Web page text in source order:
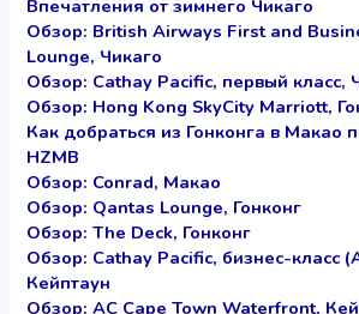
Впечатления от зимнего Чикаго
Обзор: British Airways First and
Lounge, Чикаго
Обзор: Cathay Pacific, первый класс,
Обзор: Hong Kong SkyCity Marriott,
Как добраться из Гонконга в Макао
HZMB
Обзор: Conrad, Макао
Обзор: Qantas Lounge, Гонконг
Обзор: The Deck, Гонконг
Обзор: Cathay Pacific, бизнес-класс
Кейптаун
Обзор: AC Cape Town Waterfront,